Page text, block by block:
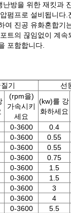
난방을 위한 재킷과
펌프로 설비됩니다
여 진공 유화혼합기
트의 끊임없이 계
포함합니다.
기 선
(rpm을)
가속시키
세요
(kw)를 강
화하세요
0-3600 0.4
0-3600 0.55
0-3600 0.55
0-3600 0.75
0-3600 1.5
0-3600 1.5
0-3600 3
0-3600 4
0-3600 5.5